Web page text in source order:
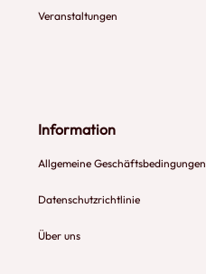
Veranstaltungen
Information
Allgemeine Geschäftsbedingungen
Datenschutzrichtlinie
Über uns